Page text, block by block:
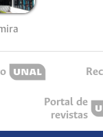
Portal de
revistas